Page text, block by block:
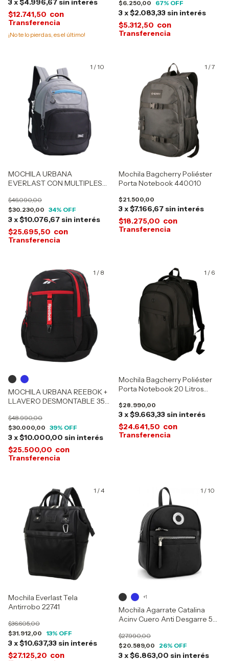
3x$4.996,67 sin interés
$12.741,50 con
¡No te lo pierdas, es el último!
$6.250,00 67% OFF
3x$2.083,33 sin interés
$5.312,50 con
1 /10
MOCHILA URBANA
EVERLAST CON MULTIPLES
$30.230,00
$46.090,00
34% OFF
3x$10.076,67 sin interés
$25.695,50 con
1 /7
Mochila Bagcherry Poliéster
Porta Notebook 440010
$21.500,00
3x$7.166,67 sin interés
$18.275,00 con
1 / 8
MOCHILA URBANA REEBOK +
LLAVERO DESMONTABLE 35L
$30.000,00
$48.990,00
39% OFF
3x$10.000,00 sin interés
$25.500,00 con
1 / 6
Mochila Bagcherry Poliéster
Porta Notebook 20 Litros
$28.990,00
3x$9.663,33 sin interés
$24.641,50 con
1 /4
Mochila Everlast Tela
Antirrobo 22741
$31.912,00
$36.605,00
13% OFF
3x$10.637,33 sin interés
$27.125,20 con
1 /10
Mochila Agarrate Catalina
Acinv Cuero Anti Desgarre 5
$20.589,00
$27.990,00
26% OFF
3x$6.863,00 sin interés
+1